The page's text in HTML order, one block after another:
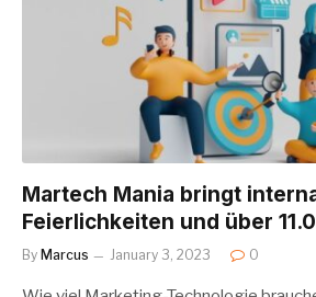
Martech Mania bringt
Feierlichkeiten und über
By Marcus January 3, 2023 0